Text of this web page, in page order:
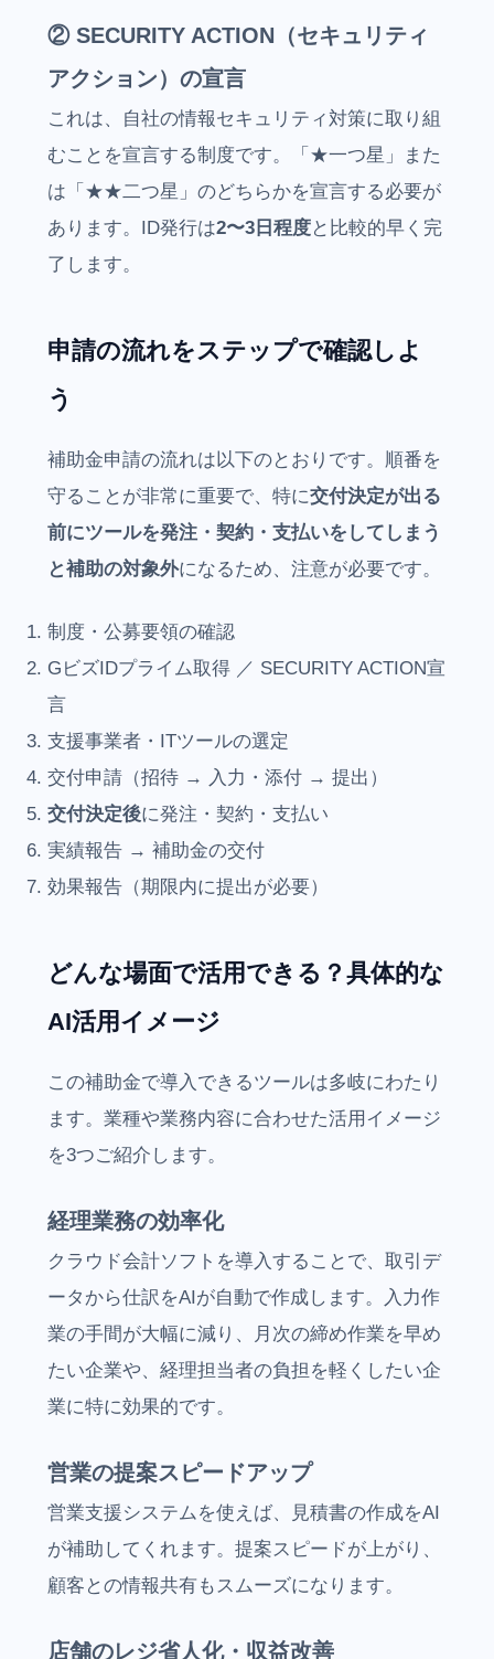
② SECURITY ACTION（セキュリティ
アクション）の宣言
これは、自社の情報セキュリティ対策に取り組
むことを宣言する制度です。「★一つ星」また
は「★★二つ星」のどちらかを宣言する必要が
あります。ID発行は2〜3日程度と比較的早く完
了します。
申請の流れをステップで確認しよ
う
補助金申請の流れは以下のとおりです。順番を
守ることが非常に重要で、特に交付決定が出る
前にツールを発注・契約・支払いをしてしまう
と補助の対象外になるため、注意が必要です。
制度・公募要領の確認
GビズIDプライム取得 ／ SECURITY ACTION宣
言
支援事業者・ITツールの選定
交付申請（招待 → 入力・添付 → 提出）
交付決定後に発注・契約・支払い
実績報告 → 補助金の交付
効果報告（期限内に提出が必要）
どんな場面で活用できる？具体的な
AI活用イメージ
この補助金で導入できるツールは多岐にわたり
ます。業種や業務内容に合わせた活用イメージ
を3つご紹介します。
経理業務の効率化
クラウド会計ソフトを導入することで、取引デ
ータから仕訳をAIが自動で作成します。入力作
業の手間が大幅に減り、月次の締め作業を早め
たい企業や、経理担当者の負担を軽くしたい企
業に特に効果的です。
営業の提案スピードアップ
営業支援システムを使えば、見積書の作成をAI
が補助してくれます。提案スピードが上がり、
顧客との情報共有もスムーズになります。
店舗のレジ省人化・収益改善